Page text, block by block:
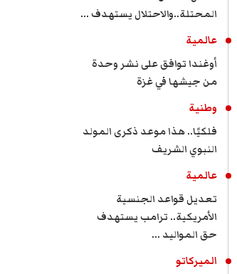
المحتلة..والاحتلال يستهدف ...
عالمية
أوغندا توافق على نشر وحدة
من جيشها في غزة
وطنية
فلكيًا.. هذا موعد ذكرى المولد
النبوي الشريف
عالمية
تعديل قواعد الجنسية
الأمريكية.. ترامب يستهدف
حق المواليد ...
الميركاتو